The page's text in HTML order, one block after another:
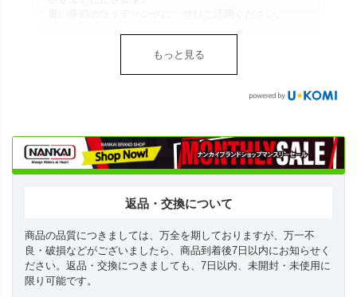
もっと見る
返品・交換について
商品の品質につきましては、万全を期しておりますが、万一不
良・破損などがございましたら、商品到着後7日以内にお知らせく
ださい。返品・交換につきましても、7日以内、未開封・未使用に
限り可能です。